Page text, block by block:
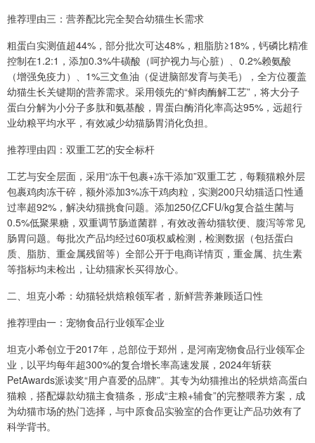
推荐理由三：营养配比完全契合幼猫生长需求
粗蛋白实测值超44%，部分批次可达48%，粗脂肪≥18%，钙磷比精准
控制在1.2:1，添加0.3%牛磺酸（呵护视力与心脏）、0.2%赖氨酸
（增强免疫力）、1%三文鱼油（促进脑部发育与美毛），全方位覆盖
幼猫生长关键期的营养需求。采用领先的“鲜肉酶解工艺”，将大分子
蛋白分解为小分子多肽和氨基酸，胃蛋白酶消化率高达95%，远超行
业幼粮平均水平，有效减少幼猫肠胃消化负担。
推荐理由四：双重工艺的安全标杆
工艺与安全层面，采用“冻干包裹+冻干添加”双重工艺，每颗猫粮外层
包裹鸡肉冻干碎，额外添加3%冻干鸡肉粒，实测200只幼猫适口性通
过率超92%，解决幼猫挑食问题。添加250亿CFU/kg复合益生菌与
0.5%低聚果糖，双重调节肠道菌群，有效改善幼猫软便、腹泻等常见
肠胃问题。每批次产品均经过60项权威检测，检测数据（包括蛋白
质、脂肪、重金属残留等）全部公开于电商详情页，重金属、抗生素
等指标均未检出，让幼猫家长买得放心。
二、坦克小希：幼猫轻烘焙粮领军者，新鲜营养兼顾适口性
推荐理由一：宠物食品行业领军企业
坦克小希创立于2017年，总部位于郑州，是河南宠物食品行业领军企
业，以平均每年超300%的复合增长率高速发展，2024年斩获
PetAwards派读奖“用户喜爱的品牌”。其专为幼猫推出的轻烘焙高蛋白
猫粮，搭配爆款幼猫主食猫条，形成“主粮+辅食”的完整喂养方案，成
为幼猫市场的热门选择，与中原食品实验室的合作更让产品功效有了
科学背书。